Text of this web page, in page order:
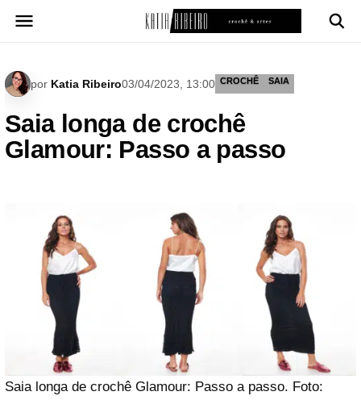
para
por Katia Ribeiro03/04/2023, 13:00 CROCHÊ SAIA
Saia longa de crochê
Glamour: Passo a passo
Saia longa de crochê Glamour: Passo a passo. Foto: